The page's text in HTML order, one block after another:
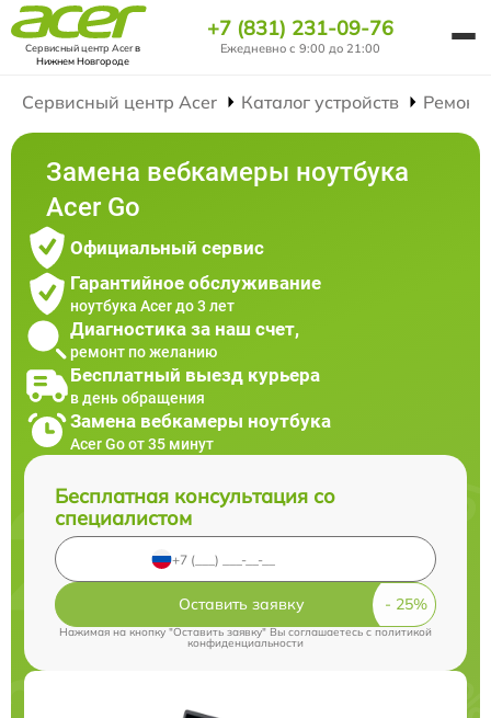
Сервисный центр Acerв
Нижнем Новгороде
+7 (831) 231-09-76
Ежедневно с 9:00 до 21:00
Сервисный центр Acer Каталог устройств Ремонт
Замена вебкамеры ноутбука
Acer Go
Официальный сервис
Гарантийное обслуживание
ноутбука Acer до 3 лет
Диагностика за наш счет,
ремонт по желанию
Бесплатный выезд курьера
в день обращения
Замена вебкамеры ноутбука
Acer Go от 35 минут
Бесплатная консультация со
специалистом
Оставить заявку
Нажимая на кнопку "Оставить заявку" Вы соглашаетесь cполитикой
конфиденциальности